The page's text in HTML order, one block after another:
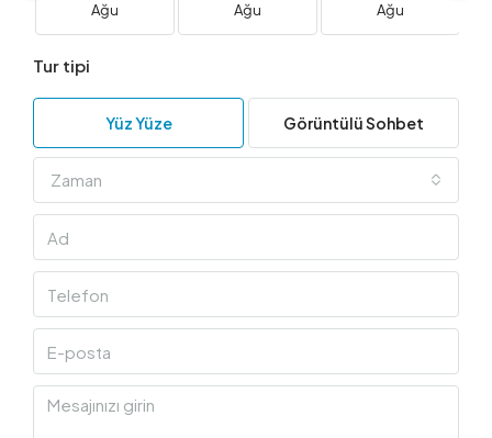
Ağu Ağu Ağu
Tur tipi
Yüz Yüze Görüntülü Sohbet
Zaman